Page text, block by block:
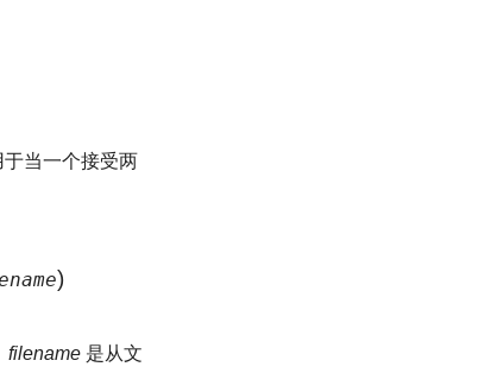
于当一个接受两
)
filename 是从文